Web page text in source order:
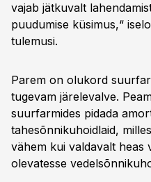
vajab jätkuvalt
puudumise küsimus,“
tulemusi.
Parem on olukord
tugevam järelevalve.
suurfarmides pidada
tahesõnnikuhoidlaid,
vähem kui valdavalt heas
olevatesse